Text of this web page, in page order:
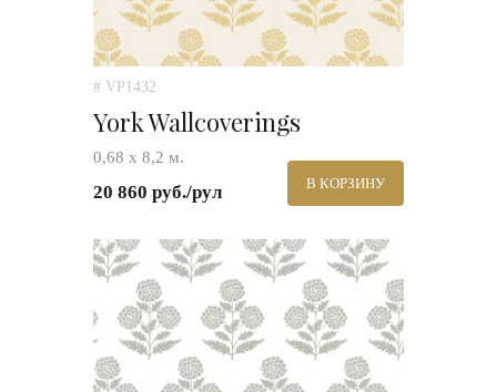
# VP1432
York Wallcoverings
0,68 х 8,2 м.
20 860 руб./рул В КОРЗИНУ